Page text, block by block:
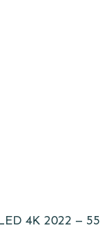
4K 2022 – 55